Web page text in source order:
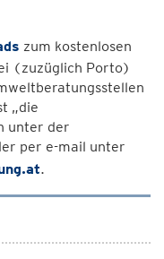
zum kostenlosen
(zuzüglich Porto)
„die
unter der
per e-mail unter
.